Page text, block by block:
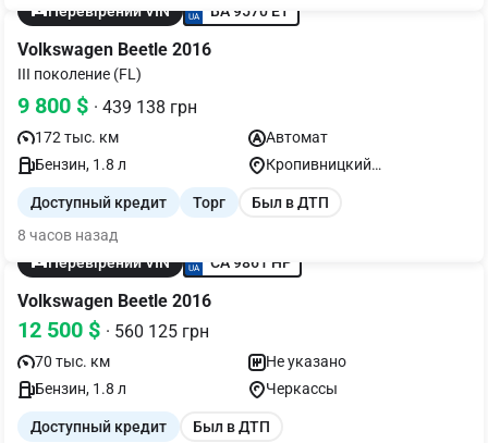
Перевірений VIN
BA 9570 ET
Volkswagen Beetle 2016
III поколение (FL)
9 800 $ · 439 138 грн
172 тыс. км
Автомат
Бензин, 1.8 л
Кропивницкий
Доступный кредит
Торг
Был в ДТП
8 часов назад
Перевірений VIN
CA 9861 HP
Volkswagen Beetle 2016
12 500 $ · 560 125 грн
70 тыс. км
Не указано
Бензин, 1.8 л
Черкассы
Доступный кредит
Был в ДТП